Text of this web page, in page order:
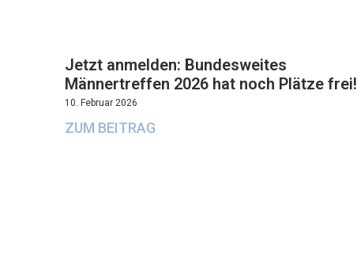
Jetzt anmelden: Bundesweites
Männertreffen 2026 hat noch Plätze frei!
10. Februar 2026
ZUM BEITRAG